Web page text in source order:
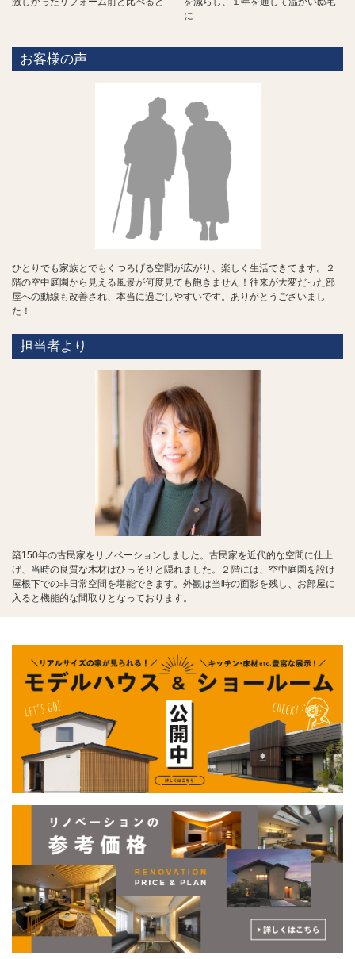
に
お客様の声
ひとりでも家族とでもくつろげる空間が広がり、楽しく生活できてます。２
階の空中庭園から見える風景が何度見ても飽きません！往来が大変だった部
屋への動線も改善され、本当に過ごしやすいです。ありがとうございまし
た！
担当者より
築150年の古民家をリノベーションしました。古民家を近代的な空間に仕上
げ、当時の良質な木材はひっそりと隠れました。２階には、空中庭園を設け
屋根下での非日常空間を堪能できます。外観は当時の面影を残し、お部屋に
入ると機能的な間取りとなっております。